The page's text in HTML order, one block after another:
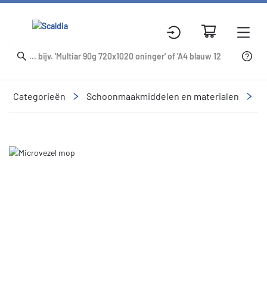
Categorieën Schoonmaakmiddelen en materialen
Slide 3 of 3